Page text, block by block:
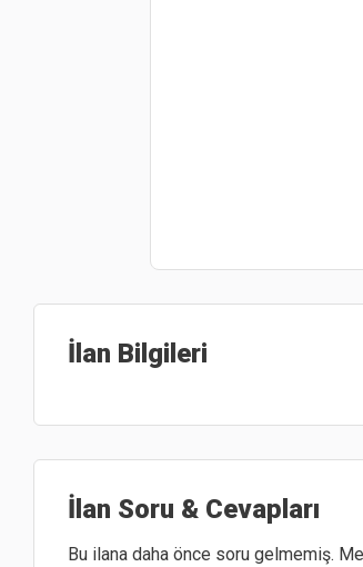
İlan Bilgileri
İlan Soru & Cevapları
Bu ilana daha önce soru gelmemiş.